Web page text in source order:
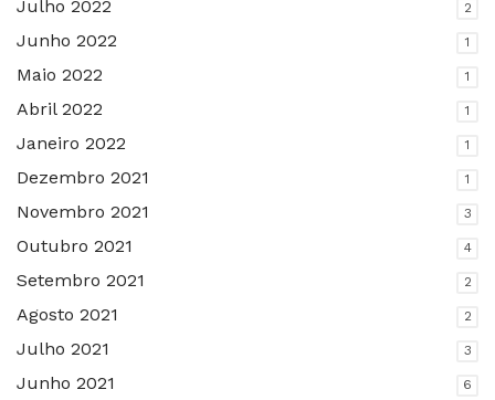
Julho 2022 2
Junho 2022 1
Maio 2022 1
Abril 2022 1
Janeiro 2022 1
Dezembro 2021 1
Novembro 2021 3
Outubro 2021 4
Setembro 2021 2
Agosto 2021 2
Julho 2021 3
Junho 2021 6